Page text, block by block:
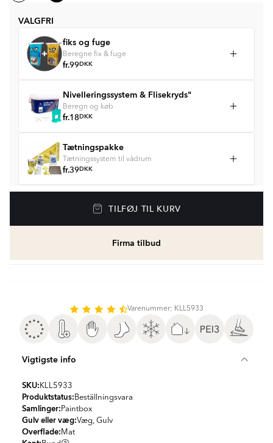
VALGFRI
fiks og fuge
Beregne fix & fuge
fr.99DKK
Nivelleringssystem & Flisekryds"
Beregn og køb
fr.18DKK
Tætningspakke
Tætningssystem til vådrum
fr.39DKK
Golvvärmepaket med termostat
Rengøring & Vedligeholdelse
fr.179 DKK
fr.39
TILFØJ TIL KURV
Firma tilbud
Varenummer: KLL5933
Vigtigste info
SKU: KLL5933
Produktstatus: Beställningsvara
Samlinger: Paintbox
Gulv eller væg:Væg, Gulv
Overflade: Mat